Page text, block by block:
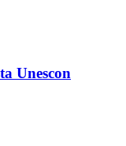
Unescon